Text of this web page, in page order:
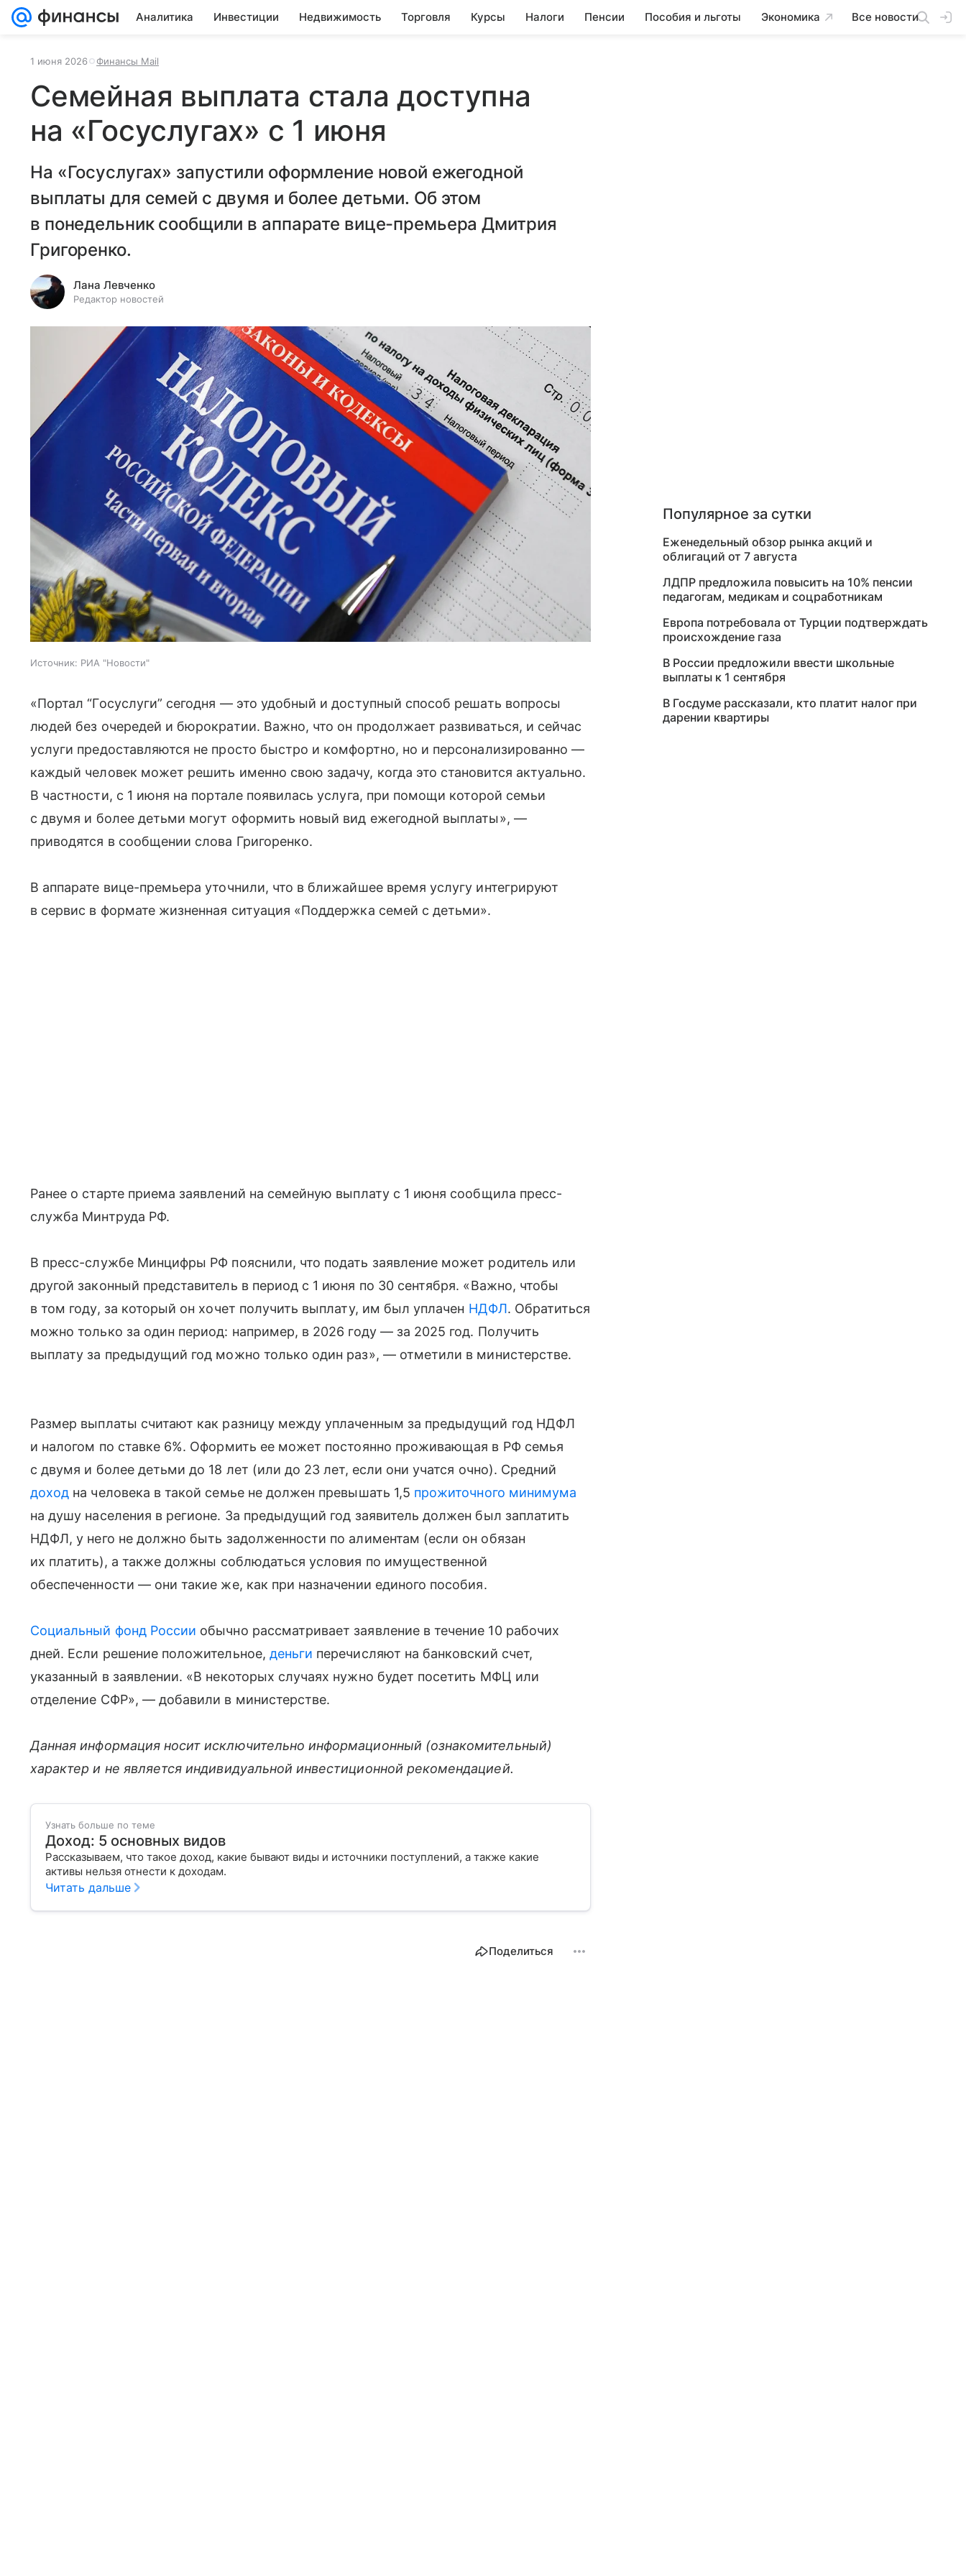
Аналитика Инвестиции Недвижимость Торговля Курсы Налоги Пенсии Пособия и льготы Экономика Все новости
1 июня 2026 Финансы Mail
Семейная выплата стала доступна
на «Госуслугах» с 1 июня
На «Госуслугах» запустили оформление новой ежегодной
выплаты для семей с двумя и более детьми. Об этом
в понедельник сообщили в аппарате вице-премьера Дмитрия
Григоренко.
Лана Левченко
Редактор новостей
Источник: РИА "Новости"
«Портал “Госуслуги” сегодня — это удобный и доступный способ решать вопросы
людей без очередей и бюрократии. Важно, что он продолжает развиваться, и сейчас
услуги предоставляются не просто быстро и комфортно, но и персонализированно —
каждый человек может решить именно свою задачу, когда это становится актуально.
В частности, с 1 июня на портале появилась услуга, при помощи которой семьи
с двумя и более детьми могут оформить новый вид ежегодной выплаты», —
приводятся в сообщении слова Григоренко.
В аппарате вице-премьера уточнили, что в ближайшее время услугу интегрируют
в сервис в формате жизненная ситуация «Поддержка семей с детьми».
Ранее о старте приема заявлений на семейную выплату с 1 июня сообщила пресс-
служба Минтруда РФ.
В пресс-службе Минцифры РФ пояснили, что подать заявление может родитель или
другой законный представитель в период с 1 июня по 30 сентября. «Важно, чтобы
в том году, за который он хочет получить выплату, им был уплачен НДФЛ. Обратиться
можно только за один период: например, в 2026 году — за 2025 год. Получить
выплату за предыдущий год можно только один раз», — отметили в министерстве.
Размер выплаты считают как разницу между уплаченным за предыдущий год НДФЛ
и налогом по ставке 6%. Оформить ее может постоянно проживающая в РФ семья
с двумя и более детьми до 18 лет (или до 23 лет, если они учатся очно). Средний
доход на человека в такой семье не должен превышать 1,5 прожиточного минимума
на душу населения в регионе. За предыдущий год заявитель должен был заплатить
НДФЛ, у него не должно быть задолженности по алиментам (если он обязан
их платить), а также должны соблюдаться условия по имущественной
обеспеченности — они такие же, как при назначении единого пособия.
Социальный фонд России обычно рассматривает заявление в течение 10 рабочих
дней. Если решение положительное, деньги перечисляют на банковский счет,
указанный в заявлении. «В некоторых случаях нужно будет посетить МФЦ или
отделение СФР», — добавили в министерстве.
Данная информация носит исключительно информационный (ознакомительный)
характер и не является индивидуальной инвестиционной рекомендацией.
Узнать больше по теме
Доход: 5 основных видов
Рассказываем, что такое доход, какие бывают виды и источники поступлений, а также какие
активы нельзя отнести к доходам.
Читать дальше
Поделиться
Популярное за сутки
Еженедельный обзор рынка акций и
облигаций от 7 августа
ЛДПР предложила повысить на 10% пенсии
педагогам, медикам и соцработникам
Европа потребовала от Турции подтверждать
происхождение газа
В России предложили ввести школьные
выплаты к 1 сентября
В Госдуме рассказали, кто платит налог при
дарении квартиры